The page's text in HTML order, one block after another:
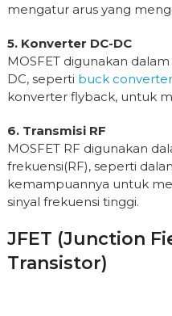
mengatur arus yang
5. Konverter DC-DC
MOSFET digunakan
DC, seperti buck
konverter flyback, untuk
6. Transmisi RF
MOSFET RF digunakan
frekuensi(RF), seperti
kemampuannya untuk
sinyal frekuensi tinggi.
JFET (Junction
Transistor)